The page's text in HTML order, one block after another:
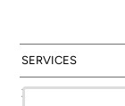
SERVICES
ZONES